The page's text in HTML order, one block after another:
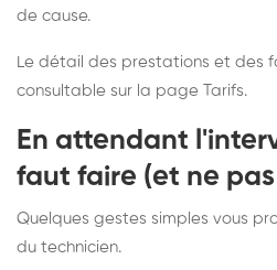
de cause.
Le détail des prestations et des
consultable sur la page Tarifs.
En attendant
faut faire (et ne
Quelques gestes simples vous
du technicien.